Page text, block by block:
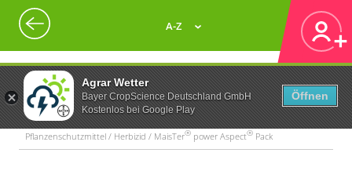
Agrar Wetter
Bayer CropScience Deutschland GmbH
Kostenlos bei Google Play
Öffnen
A-Z
Pflanzenschutzmittel / Herbizid / MaisTer® power Aspect® Pack